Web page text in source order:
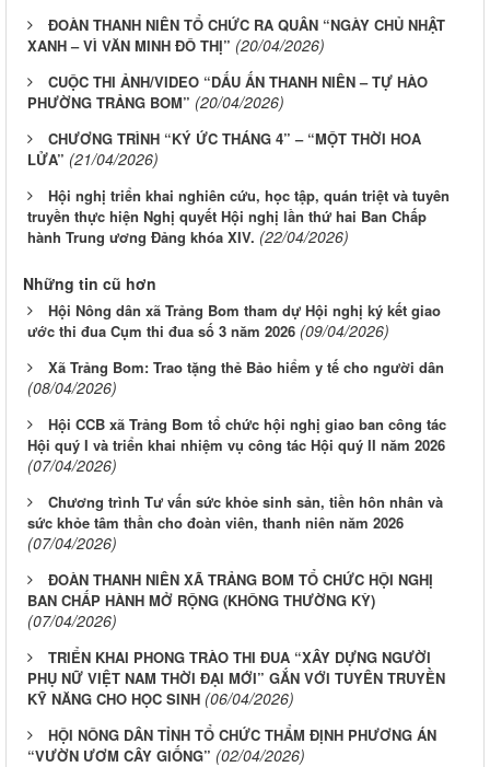
ĐOÀN THANH NIÊN TỔ CHỨC RA QUÂN “NGÀY CHỦ NHẬT
XANH – VÌ VĂN MINH ĐÔ THỊ” (20/04/2026)
CUỘC THI ẢNH/VIDEO “DẤU ẤN THANH NIÊN – TỰ HÀO
PHƯỜNG TRẢNG BOM” (20/04/2026)
CHƯƠNG TRÌNH “KÝ ỨC THÁNG 4” – “MỘT THỜI HOA
LỬA” (21/04/2026)
Hội nghị triển khai nghiên cứu, học tập, quán triệt và tuyên
truyền thực hiện Nghị quyết Hội nghị lần thứ hai Ban Chấp
hành Trung ương Đảng khóa XIV. (22/04/2026)
Những tin cũ hơn
Hội Nông dân xã Trảng Bom tham dự Hội nghị ký kết giao
ước thi đua Cụm thi đua số 3 năm 2026 (09/04/2026)
Xã Trảng Bom: Trao tặng thẻ Bảo hiểm y tế cho người dân
(08/04/2026)
Hội CCB xã Trảng Bom tổ chức hội nghị giao ban công tác
Hội quý I và triển khai nhiệm vụ công tác Hội quý II năm 2026
(07/04/2026)
Chương trình Tư vấn sức khỏe sinh sản, tiền hôn nhân và
sức khỏe tâm thần cho đoàn viên, thanh niên năm 2026
(07/04/2026)
ĐOÀN THANH NIÊN XÃ TRẢNG BOM TỔ CHỨC HỘI NGHỊ
BAN CHẤP HÀNH MỞ RỘNG (KHÔNG THƯỜNG KỲ)
(07/04/2026)
TRIỂN KHAI PHONG TRÀO THI ĐUA “XÂY DỰNG NGƯỜI
PHỤ NỮ VIỆT NAM THỜI ĐẠI MỚI” GẮN VỚI TUYÊN TRUYỀN
KỸ NĂNG CHO HỌC SINH (06/04/2026)
HỘI NÔNG DÂN TỈNH TỔ CHỨC THẨM ĐỊNH PHƯƠNG ÁN
“VƯỜN ƯƠM CÂY GIỐNG” (02/04/2026)